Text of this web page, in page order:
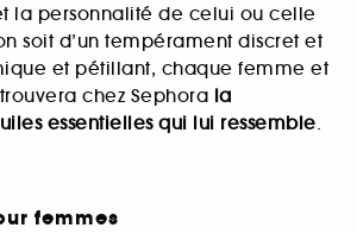
la personnalité de celui ou celle
soit d’un tempérament discret et
et pétillant, chaque femme et
chez Sephora la
essentielles qui lui ressemble.
femmes